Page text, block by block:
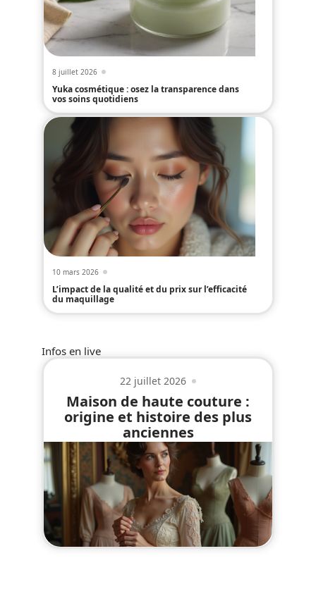
8 juillet 2026
Yuka cosmétique : osez la transparence dans
vos soins quotidiens
10 mars 2026
L’impact de la qualité et du prix sur l’efficacité
du maquillage
Infos en live
22 juillet 2026
Maison de haute couture :
origine et histoire des plus
anciennes